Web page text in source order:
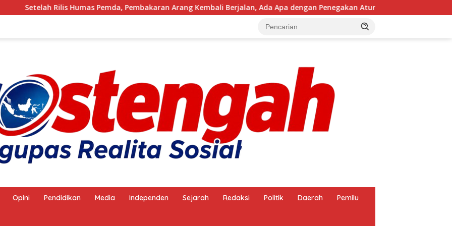
Pemda, Pembakaran Arang Kembali Berjalan, Ada Apa dengan Penegakan Aturan? BRI KC Makassar
Opini Pendidikan Media Independen Sejarah Redaksi Politik Daerah Pemilu